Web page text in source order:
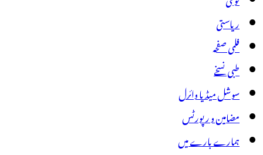
ریاستی
فلمی صفحہ
طبی نسخے
سوشل میڈیا وائرل
مضامین و رپورٹس
ہمارے بارے میں